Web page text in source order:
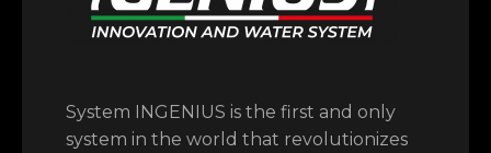
System INGENIUS is the first and only
system in the world that revolutionizes